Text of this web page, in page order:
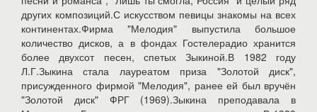
других композиций.С искусством певицы знакомы на всех
континентах.Фирма "Мелодия" выпустила большое
количество дисков, а в фондах Гостелерадио хранится
более двухсот песен, спетых Зыкиной.В 1982 году
Л.Г.Зыкина стала лауреатом приза "Золотой диск",
присужденного фирмой "Мелодия", ранее ей был вручён
"Золотой диск" ФРГ (1969).Зыкина преподавала в